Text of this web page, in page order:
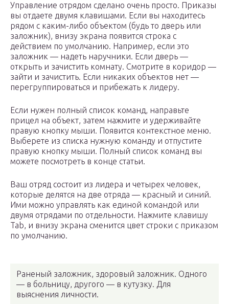
Управление отрядом сделано очень просто. Приказы
вы отдаете двумя клавишами. Если вы находитесь
рядом с каким-либо объектом (будь то дверь или
заложник), внизу экрана появится строка с
действием по умолчанию. Например, если это
заложник — надеть наручники. Если дверь —
открыть и зачистить комнату. Смотрите в коридор —
зайти и зачистить. Если никаких объектов нет —
перегруппироваться и прибежать к лидеру.
Если нужен полный список команд, направьте
прицел на объект, затем нажмите и удерживайте
правую кнопку мыши. Появится контекстное меню.
Выберете из списка нужную команду и отпустите
правую кнопку мыши. Полный список команд вы
можете посмотреть в конце статьи.
Ваш отряд состоит из лидера и четырех человек,
которые делятся на две отряда — красный и синий.
Ими можно управлять как единой командой или
двумя отрядами по отдельности. Нажмите клавишу
Tab, и внизу экрана сменится цвет строки с приказом
по умолчанию.
Раненый заложник, здоровый заложник. Одного
— в больницу, другого — в кутузку. Для
выяснения личности.